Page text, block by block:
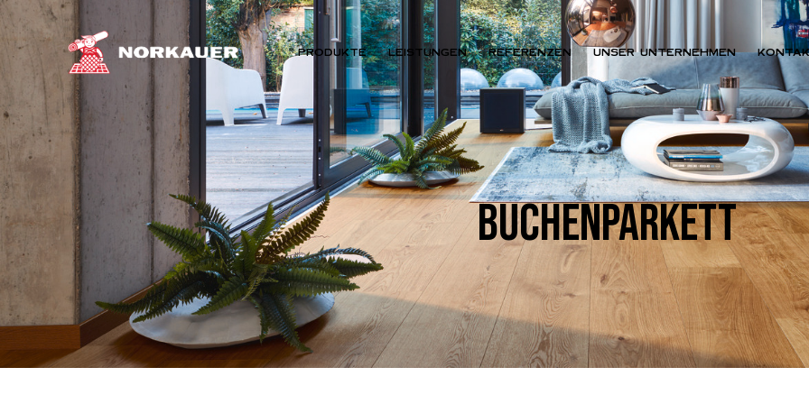
PRODUKTE LEISTUNGEN REFERENZEN UNSER UNTERNEHMEN
BUCHENPARKETT